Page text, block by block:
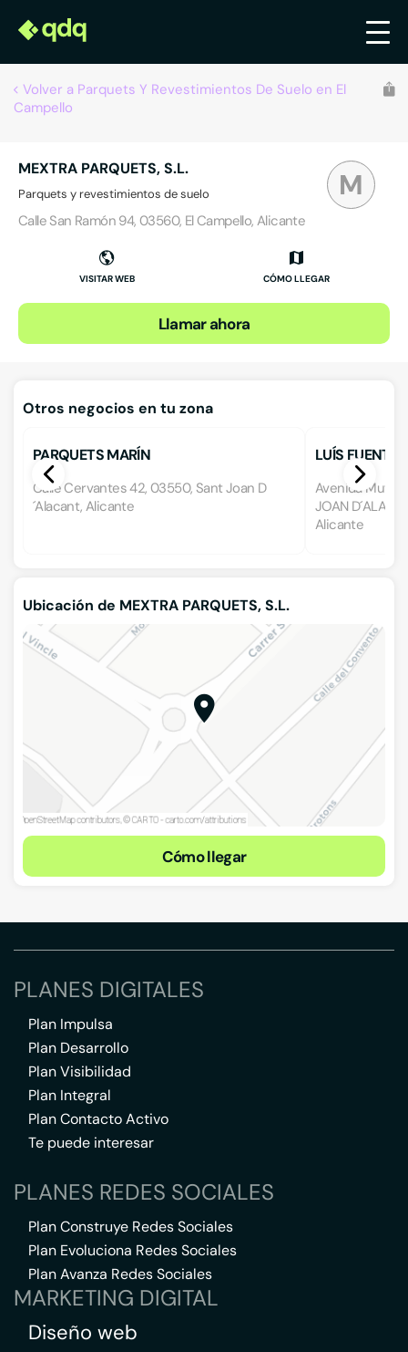
Volver a Parquets Y Revestimientos De Suelo en El
Campello
M
MEXTRA PARQUETS, S.L.
Parquets y revestimientos de suelo
Calle San Ramón 94, 03560, El Campello, Alicante
VISITAR WEB CÓMO LLEGAR
Llamar ahora
Otros negocios en tu zona
PARQUETS MARÍN
Calle Cervantes 42, 03550, Sant Joan D
´Alacant, Alicante
LUÍS
Avenida
JOAN
Alicante
Ubicación de MEXTRA PARQUETS, S.L.
Cómo llegar
PLANES DIGITALES
Plan Impulsa
Plan Desarrollo
Plan Visibilidad
Plan Integral
Plan Contacto Activo
Te puede interesar
PLANES REDES SOCIALES
Plan Construye Redes Sociales
Plan Evoluciona Redes Sociales
Plan Avanza Redes Sociales
MARKETING DIGITAL
Diseño web